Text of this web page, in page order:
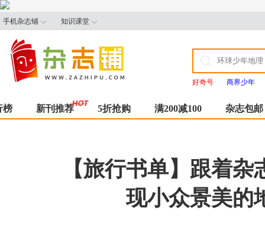
手机杂志铺 知识课堂
好奇号 商界少年
榜 新刊推荐 5折抢购 满200减100 杂志包邮
【旅行书单】跟着
现小众景美的